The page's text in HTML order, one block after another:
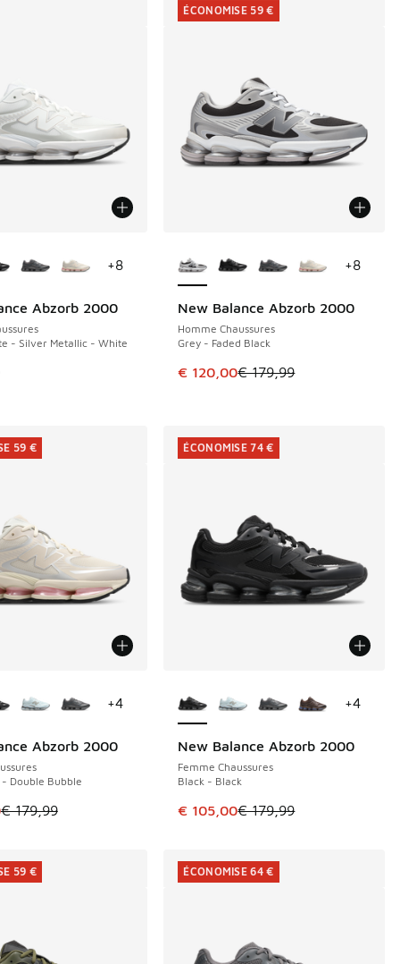
€ 179,99 à € 120,00
Abzorb 2000
- Silver Metallic - White
+8
New Balance Abzorb 2000
Homme Chaussures
Grey - Faded Black
Cet article est en promotion.
€ 120,00€ 179,99
ÉCONOMISE 59 €
+8
ÉCONOMISE 59 €
Abzorb 2000
Double Bubble
est en promotion. Prix en baisse de € 179,99 à € 120,00
€ 179,99
59 €
+4
59 €
New Balance Abzorb 2000
Femme Chaussures
Black - Black
Cet article est en promotion.
€ 105,00€ 179,99
ÉCONOMISE 74 €
+4
ÉCONOMISE 74 €
59 € ÉCONOMISE 64 €